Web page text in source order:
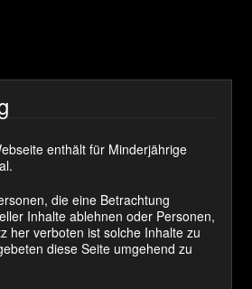
KAUFEN
Boden und warten auf den
enthält für Minderjährige
die eine Betrachtung
Inhalte ablehnen oder Personen,
her verboten ist solche Inhalte zu
diese Seite umgehend zu